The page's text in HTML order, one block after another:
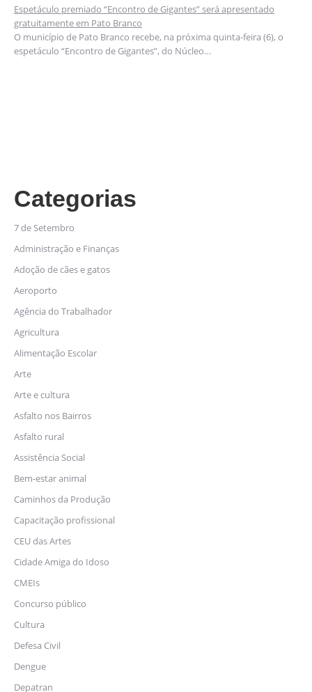
Espetáculo premiado “Encontro de Gigantes” será apresentado
gratuitamente em Pato Branco
O município de Pato Branco recebe, na próxima quinta-feira (6), o
espetáculo “Encontro de Gigantes”, do Núcleo…
Categorias
7 de Setembro
Administração e Finanças
Adoção de cães e gatos
Aeroporto
Agência do Trabalhador
Agricultura
Alimentação Escolar
Arte
Arte e cultura
Asfalto nos Bairros
Asfalto rural
Assistência Social
Bem-estar animal
Caminhos da Produção
Capacitação profissional
CEU das Artes
Cidade Amiga do Idoso
CMEIs
Concurso público
Cultura
Defesa Civil
Dengue
Depatran